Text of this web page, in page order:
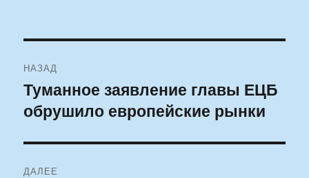
по
записям
НАЗАД
Предыдущая
запись:
Туманное заявление главы ЕЦБ
обрушило европейские рынки
ДАЛЕЕ